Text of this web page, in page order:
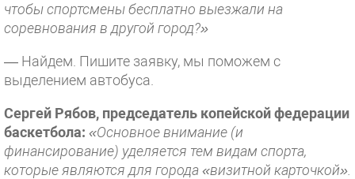
чтобы спортсмены бесплатно выезжали на
соревнования в другой город?»
— Найдем. Пишите заявку, мы поможем с
выделением автобуса.
Сергей Рябов, председатель копейской федерации
баскетбола: «Основное внимание (и
финансирование) уделяется тем видам спорта,
которые являются для города «визитной карточкой».